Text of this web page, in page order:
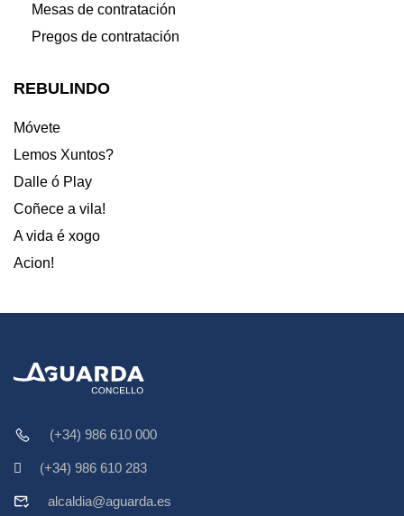
Mesas de contratación
Pregos de contratación
REBULINDO
Móvete
Lemos Xuntos?
Dalle ó Play
Coñece a vila!
A vida é xogo
Acion!
(+34) 986 610 000
(+34) 986 610 283
alcaldia@aguarda.es